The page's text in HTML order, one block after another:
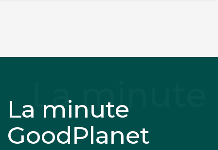
La minute
GoodPlanet